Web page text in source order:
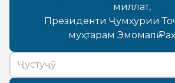
миллат,
Президенти Ҷумҳурии
муҳтарам Эмомалӣ